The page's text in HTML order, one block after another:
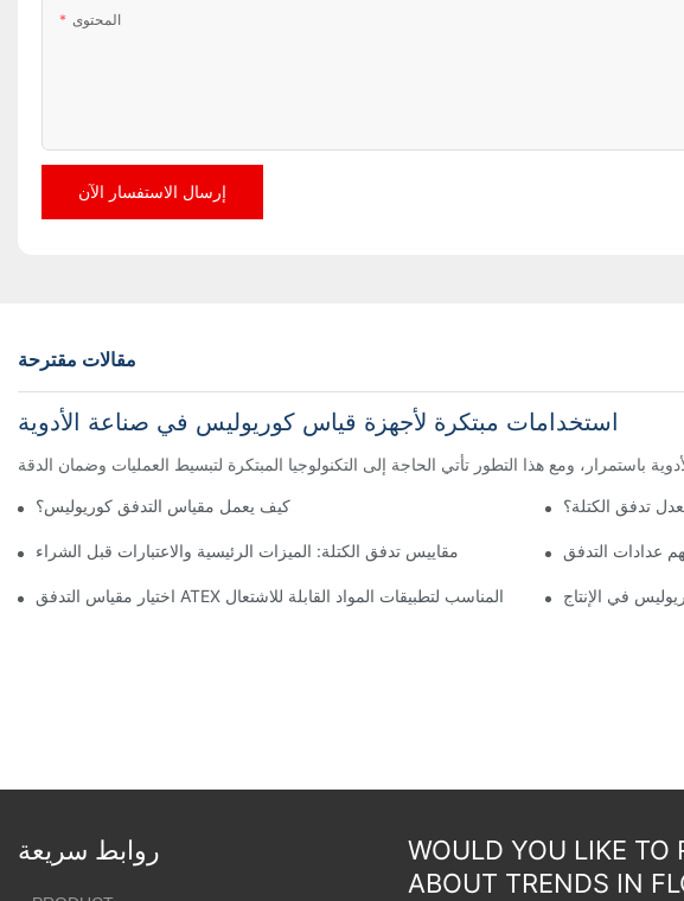
المحتوى
إرسال الاستفسار الآن
مقالات مقترحة
استخدامات مبتكرة لأجهزة قياس كوريوليس في صناعة الأدوية
كيف يعمل مقياس التدفق كوريوليس؟ تدفق الكتلة؟
مقاييس تدفق الكتلة: الميزات الرئيسية والاعتبارات قبل الشراء
اختيار مقياس التدفق ATEX المناسب لتطبيقات المواد القابلة للاشتعال في الإنتاج
روابط سريعة
WOULD YOU LIKE TO
ABOUT TRENDS IN